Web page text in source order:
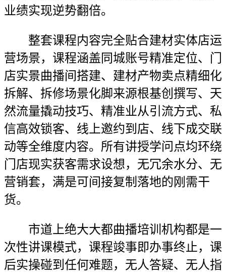
业绩实现逆势翻倍。
整套课程内容完全贴合建材实体店运
营场景，课程涵盖同城账号精准定位、门
店实景曲播间搭建、建材产物卖点精细化
拆解、拆修场景化脚来源根基创撰写、天
然流量撬动技巧、精准业从引流方式、私
信高效锁客、线上邀约到店、线下成交联
动等全维度内容。所有讲授学问点均环绕
门店现实获客需求设想，无冗余水分、无
营销套，满是可间接复制落地的刚需干
货。
市道上绝大大都曲播培训机构都是一
次性讲课模式，课程竣事即办事终止，课
后实操碰到任何难题，无人答疑、无人指